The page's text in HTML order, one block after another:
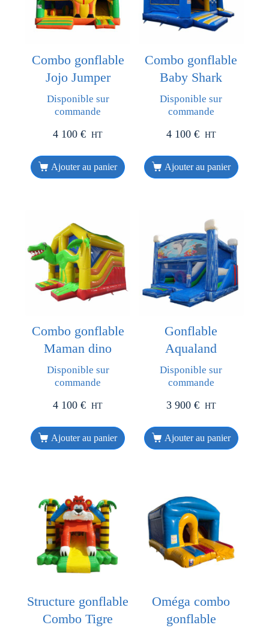
Combo gonflable
Jojo Jumper
Disponible sur
commande
4 100€ HT
Ajouter au panier
Combo gonflable
Baby Shark
Disponible sur
commande
4 100 € HT
Ajouter au panier
Combo gonflable
Maman dino
Disponible sur
commande
4 100€ HT
Ajouter au panier
Gonflable
Aqualand
Disponible sur
commande
3 900 € HT
Ajouter au panier
Structure gonflable
Combo Tigre
Oméga combo
gonflable